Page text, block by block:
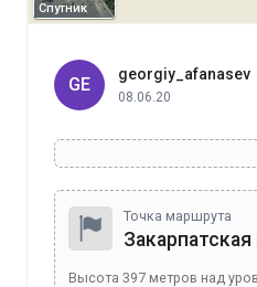
Спутник
GE
georgiy_afanasev
08.06.20
Точка маршрута
Высота 397 метров над